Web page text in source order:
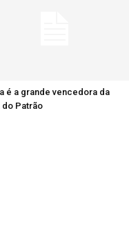
é a grande vencedora da
do Patrão